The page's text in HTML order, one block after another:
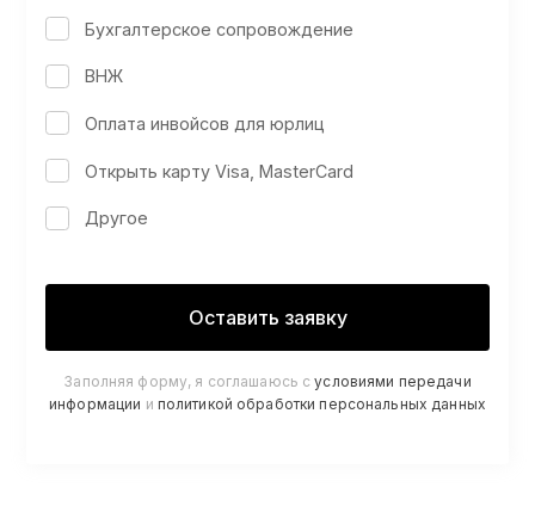
Бухгалтерское сопровождение
ВНЖ
Оплата инвойсов для юрлиц
Открыть карту Visa, MasterCard
Другое
Заполняя форму, я соглашаюсь сусловиями передачи
информации и политикой обработки персональных данных